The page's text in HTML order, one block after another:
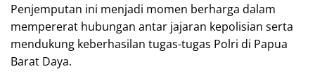
Penjemputan ini menjadi momen berharga dalam
mempererat hubungan antar jajaran kepolisian serta
mendukung keberhasilan tugas-tugas Polri di Papua
Barat Daya.